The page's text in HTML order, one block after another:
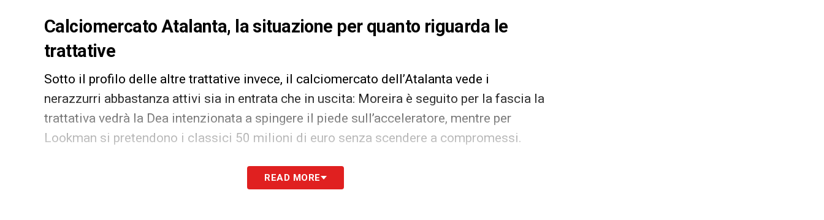
Calciomercato Atalanta, la situazione per quanto riguarda le
trattative
Sotto il profilo delle altre trattative invece, il calciomercato dell’Atalanta vede i
nerazzurri abbastanza attivi sia in entrata che in uscita: Moreira è seguito per la fascia la
trattativa vedrà la Dea intenzionata a spingere il piede sull’acceleratore, mentre per
Lookman si pretendono i classici 50 milioni di euro senza scendere a compromessi.
Atalanta Juve, il comunicato sul trofeo Bortolotti
READ MORE